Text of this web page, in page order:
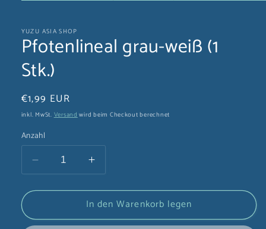
Modal
öffnen
YUZU ASIA SHOP
Pfotenlineal grau-weiß (1
Stk.)
Normaler
Preis
€1,99 EUR
inkl. MwSt.Versandwird beim Checkout berechnet
Anzahl
Verringere
die
Menge
Pfotenlineal
Erhöhe
die
Menge
für
Pfotenlineal
In den Warenkorb legen